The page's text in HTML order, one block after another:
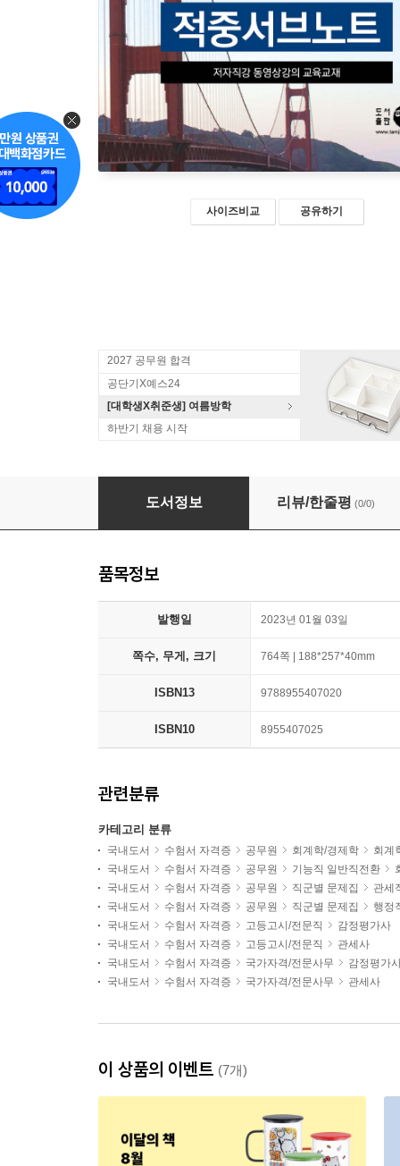
사이즈비교 공유하기
2027 공무원 합격
공단기X예스24
[대학생X취준생] 여름방학
하반기 채용 시작
FINAL 감정평가사·관세사·회계학(재무·원가)
도서정보 리뷰/한줄평 (0/0)
품목정보
발행일 2023년 01월 03일
쪽수, 무게, 크기 764쪽 | 188*257*40mm
ISBN13 9788955407020
ISBN10 8955407025
관련분류
카테고리 분류
국내도서 수험서 자격증 공무원 회계학/경제학
회계
국내도서
수험서 자격증 공무원 기능직 일반직전환
국내도서
수험서 자격증 공무원 직군별 문제집
관세
국내도서
수험서 자격증 공무원 직군별 문제집
행정
국내도서
수험서 자격증 고등고시/전문직
감정평가사
국내도서
수험서 자격증 고등고시/전문직
관세사
국내도서
수험서 자격증 국가자격/전문사무
감정평가
국내도서
수험서 자격증 국가자격/전문사무 관세사
이 상품의 이벤트 (7개)